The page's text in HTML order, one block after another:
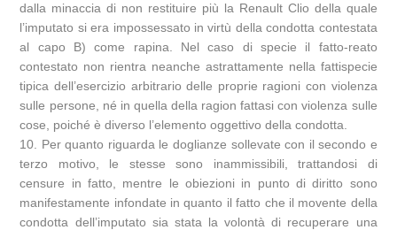
dalla minaccia di non restituire più la Renault Clio della quale
l’imputato si era impossessato in virtù della condotta contestata
al capo B) come rapina. Nel caso di specie il fatto-reato
contestato non rientra neanche astrattamente nella fattispecie
tipica dell’esercizio arbitrario delle proprie ragioni con violenza
sulle persone, né in quella della ragion fattasi con violenza sulle
cose, poiché è diverso l’elemento oggettivo della condotta.
10. Per quanto riguarda le doglianze sollevate con il secondo e
terzo motivo, le stesse sono inammissibili, trattandosi di
censure in fatto, mentre le obiezioni in punto di diritto sono
manifestamente infondate in quanto il fatto che il movente della
condotta dell’imputato sia stata la volontà di recuperare una